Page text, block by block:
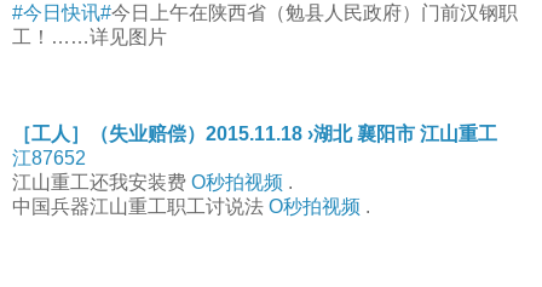
#今日快讯#今日上午在陕西省（勉县人民政府）门前汉钢职
工！……详见图片
［工人］（失业赔偿）2015.11.18 ›湖北 襄阳市 江山重工
江87652
江山重工还我安装费 O秒拍视频 .
中国兵器江山重工职工讨说法 O秒拍视频 .